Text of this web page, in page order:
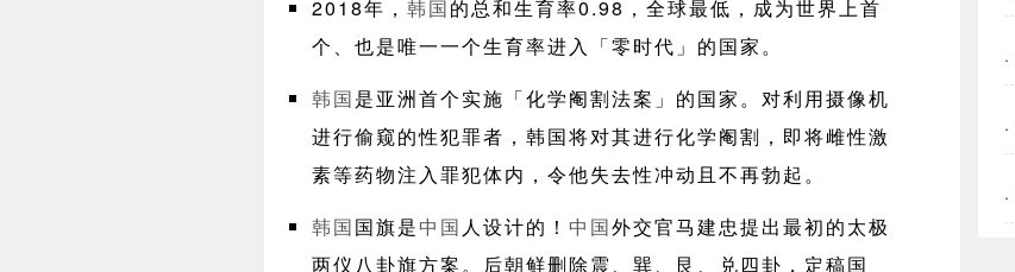
2018年， 韩国的总和生育率0.98，全球最低，成为世界上首
个、也是唯一一个生育率进入「零时代」的国家。
韩国是亚洲首个实施「化学阉割法案」的国家。对利用摄像机
进行偷窥的性犯罪者，韩国将对其进行化学阉割，即将雌性激
素等药物注入罪犯体内，令他失去性冲动且不再勃起。
韩国国旗是中国 人设计的！ 中国外交官马建忠提出最初的太极
两仪八卦旗方案。后朝鲜删除震、巽、艮、兑四卦，定稿国
·
·
·